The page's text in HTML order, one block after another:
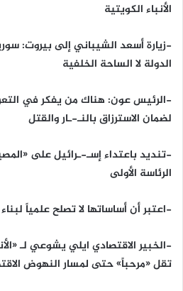
الأنباء الكويتية
-زيارة أسعد الشيباني إلى بيروت:
الدولة لا الساحة الخلفية
-الرئيس عون: هناك من يفكر في
لضمان الاسترزاق بالنـ-ـار والقتل
-تنديد باعتداء إسـ-ـرائيل على
الرئاسة الأولى
-اعتبر أن أساساتها لا تصلح علمياً
-الخبير الاقتصادي ايلي يشوعي لـ
تقل «مرحباً» حتى لمسار النهوض